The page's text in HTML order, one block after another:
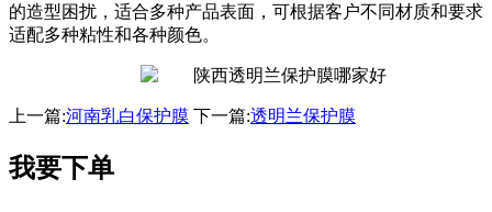
的造型困扰，适合多种产品表面，可根据客户不同材质和要求
适配多种粘性和各种颜色。
上一篇:河南乳白保护膜 下一篇:透明兰保护膜
我要下单